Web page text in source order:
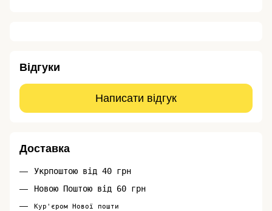
Відгуки
Написати відгук
Доставка
Укрпоштою від 40 грн
Новою Поштою від 60 грн
Кур'єром Нової пошти